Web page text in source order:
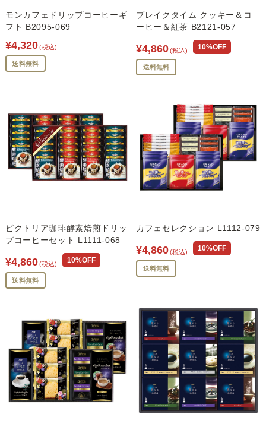
モンカフェドリップコーヒーギ
フト B2095-069
¥4,320(税込)
送料無料
ブレイクタイム クッキー＆コ
ーヒー＆紅茶 B2121-057
¥4,860(税込) 10%OFF
送料無料
ビクトリア珈琲酵素焙煎ドリッ
プコーヒーセット L1111-068
¥4,860(税込) 10%OFF
送料無料
カフェセレクション L1112-079
¥4,860(税込) 10%OFF
送料無料